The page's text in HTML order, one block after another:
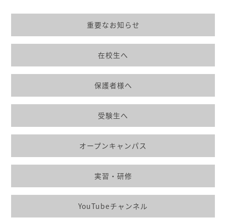
重要なお知らせ
在校生へ
保護者様へ
受験生へ
オープンキャンパス
実習・研修
YouTubeチャンネル